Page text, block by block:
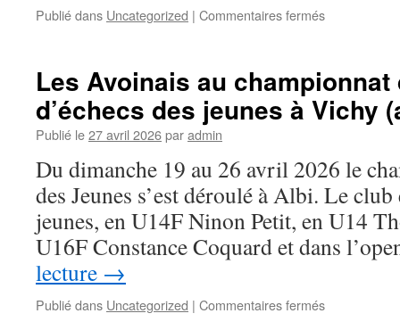
23
mai
2026
Publié dans Uncategorized | Commentaires ferméssur
à
Bourgueil
–
2026
Les Avoinais au championnat
d’échecs des jeunes à Vichy
Publié le27 avril 2026paradmin
Du dimanche 19 au 26 avril 2026 le
des Jeunes s’est déroulé à Albi. Le
jeunes, en U14F Ninon Petit, en U14
U16F Constance Coquard et dans
lecture →
Publié dans Uncategorized | Commentaires ferméssur